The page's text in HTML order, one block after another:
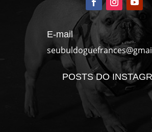
E-mail
POSTS DO